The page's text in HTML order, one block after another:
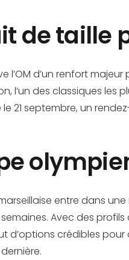
de taille
l’OM d’un renfort
l’un des classiques
le 21 septembre, un
entre dans
Avec des
d’options crédibles